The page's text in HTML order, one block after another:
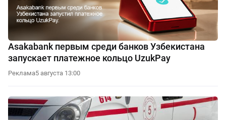
Asakabank первым среди банков Узбекистана
запускает платежное кольцо UzukPay
Реклама5 августа 13:00